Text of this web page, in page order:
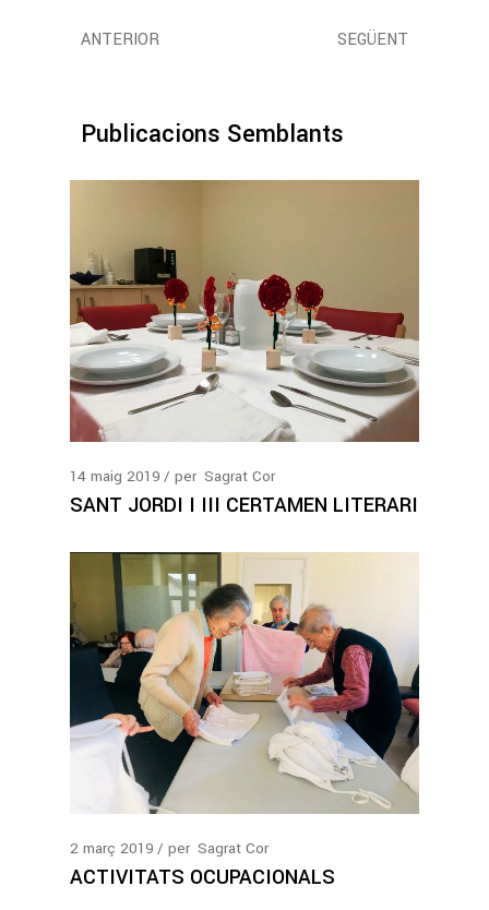
ANTERIOR SEGÜENT
Publicacions Semblants
14 maig 2019 per Sagrat Cor
SANT JORDI I III CERTAMEN LITERARI
2 març 2019 per Sagrat Cor
ACTIVITATS OCUPACIONALS